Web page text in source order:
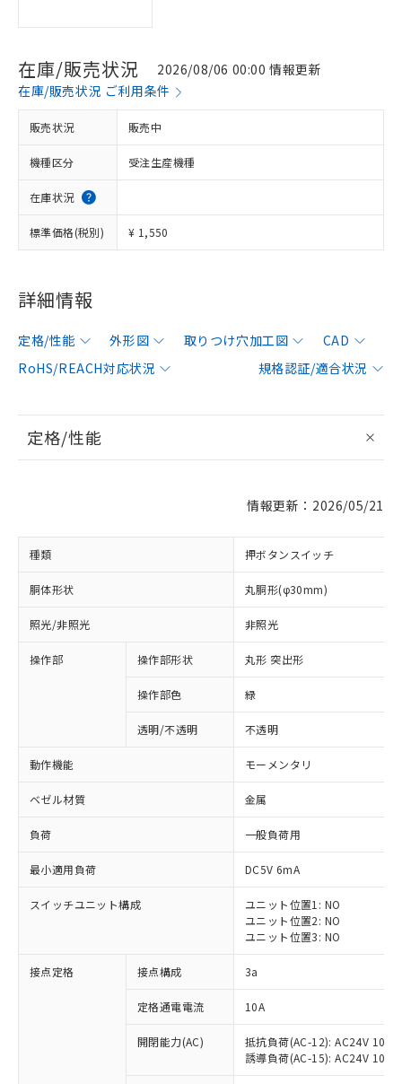
在庫/販売状況
2026/08/06 00:00 情報更新
在庫/販売状況 ご利用条件
販売状況 販売中
機種区分 受注生産機種
在庫状況
標準価格(税別) ¥ 1,550
詳細情報
定格/性能 外形図 取りつけ穴加工図
CAD
RoHS/REACH対応状況
規格認証/適合状況
定格/性能
情報更新：2026/05/21
種類 押ボタンスイッチ
胴体形状 丸胴形(φ30mm)
照光/非照光 非照光
操作部 操作部形状 丸形 突出形
操作部色 緑
透明/不透明 不透明
動作機能 モーメンタリ
ベゼル材質 金属
負荷 一般負荷用
最小適用負荷 DC5V 6mA
スイッチユニット構成
ユニット位置1: NO
ユニット位置2: NO
ユニット位置3: NO
接点定格 接点構成 3a
定格通電電流 10A
開閉能力(AC)
抵抗負荷(AC-12): AC24V 10A/
誘導負荷(AC-15): AC24V
※1 対応状況
対応済み：EU RoHS指令（10物質）の
非含有に対応した製品が提供可能な商品で
対応予定：EU RoHS指令（10物質）の非含